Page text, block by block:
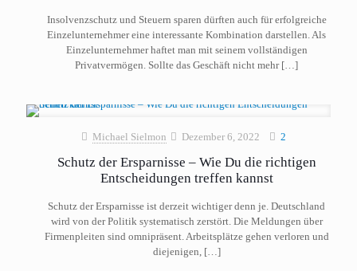
Insolvenzschutz und Steuern sparen dürften auch für erfolgreiche
Einzelunternehmer eine interessante Kombination darstellen. Als
Einzelunternehmer haftet man mit seinem vollständigen
Privatvermögen. Sollte das Geschäft nicht mehr[…]
Michael Sielmon Dezember 6, 2022 2
Schutz der Ersparnisse – Wie Du die richtigen
Entscheidungen treffen kannst
Schutz der Ersparnisse ist derzeit wichtiger denn je. Deutschland
wird von der Politik systematisch zerstört. Die Meldungen über
Firmenpleiten sind omnipräsent. Arbeitsplätze gehen verloren und
diejenigen,[…]